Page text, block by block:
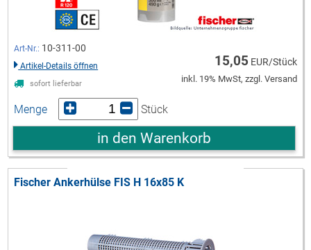
Art-Nr.: 10-311-00
Artikel-Details öffnen
sofort lieferbar
15,05 EUR/Stück
inkl. 19% MwSt, zzgl. Versand
Menge Stück
in den Warenkorb
Fischer Ankerhülse FIS H 16x85 K